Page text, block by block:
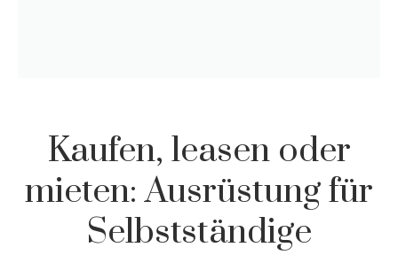
Kaufen, leasen oder
mieten: Ausrüstung für
Selbstständige